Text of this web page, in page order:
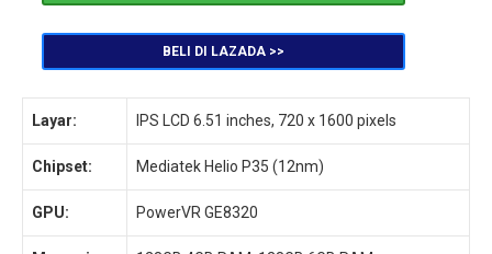
BELI DI LAZADA >>
Layar: IPS LCD 6.51 inches, 720 x 1600 pixels
Chipset: Mediatek Helio P35 (12nm)
GPU: PowerVR GE8320